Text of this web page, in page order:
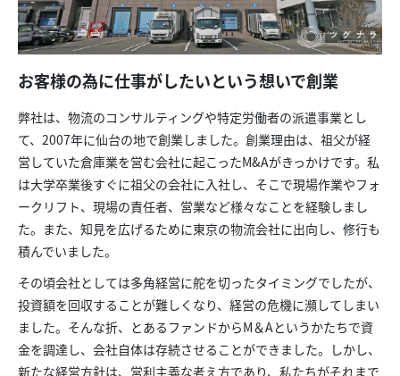
お客様の為に仕事がしたいという想いで創業
弊社は、物流のコンサルティングや特定労働者の派遣事業とし
て、2007年に仙台の地で創業しました。創業理由は、祖父が経
営していた倉庫業を営む会社に起こったM&Aがきっかけです。私
は大学卒業後すぐに祖父の会社に入社し、そこで現場作業やフォ
ークリフト、現場の責任者、営業など様々なことを経験しまし
た。また、知見を広げるために東京の物流会社に出向し、修行も
積んでいました。
その頃会社としては多角経営に舵を切ったタイミングでしたが、
投資額を回収することが難しくなり、経営の危機に瀕してしまい
ました。そんな折、とあるファンドからM＆Aというかたちで資
金を調達し、会社自体は存続させることができました。しかし、
新たな経営方針は、営利主義な考え方であり、私たちがそれまで